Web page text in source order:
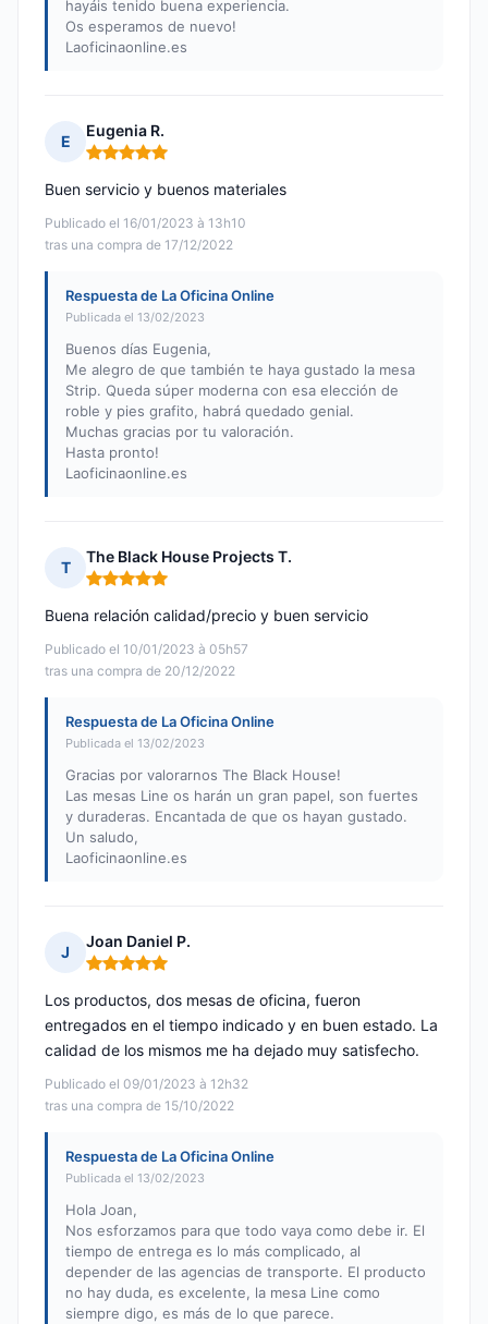
hayáis tenido buena experiencia.
Os esperamos de nuevo!
Laoficinaonline.es
E
Eugenia R.
Nota: 5 de 5
Publicado el 16/01/2023 à 13h10
tras una compra de 17/12/2022
Buen servicio y buenos materiales
Respuesta de La Oficina Online
Publicada el 13/02/2023
Buenos días Eugenia,
Me alegro de que también te haya gustado la mesa
Strip. Queda súper moderna con esa elección de
roble y pies grafito, habrá quedado genial.
Muchas gracias por tu valoración.
Hasta pronto!
Laoficinaonline.es
T
The Black House Projects T.
Nota: 5 de 5
Publicado el 10/01/2023 à 05h57
tras una compra de 20/12/2022
Buena relación calidad/precio y buen servicio
Respuesta de La Oficina Online
Publicada el 13/02/2023
Gracias por valorarnos The Black House!
Las mesas Line os harán un gran papel, son fuertes
y duraderas. Encantada de que os hayan gustado.
Un saludo,
Laoficinaonline.es
J
Joan Daniel P.
Nota: 5 de 5
Publicado el 09/01/2023 à 12h32
tras una compra de 15/10/2022
Los productos, dos mesas de oficina, fueron
entregados en el tiempo indicado y en buen estado. La
calidad de los mismos me ha dejado muy satisfecho.
Respuesta de La Oficina Online
Publicada el 13/02/2023
Hola Joan,
Nos esforzamos para que todo vaya como debe ir. El
tiempo de entrega es lo más complicado, al
depender de las agencias de transporte. El producto
no hay duda, es excelente, la mesa Line como
siempre digo, es más de lo que parece.